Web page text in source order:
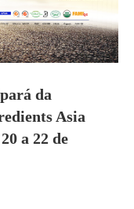
da
Asia
a 22 de